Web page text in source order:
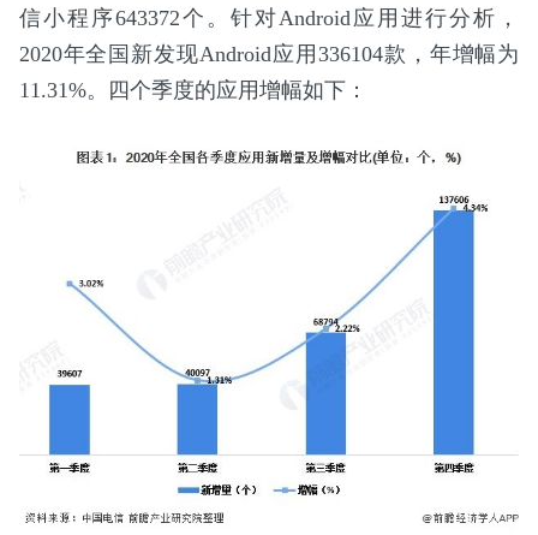
信小程序643372个。针对Android应用进行分析，
2020年全国新发现Android应用336104款，年增幅为
11.31%。四个季度的应用增幅如下：